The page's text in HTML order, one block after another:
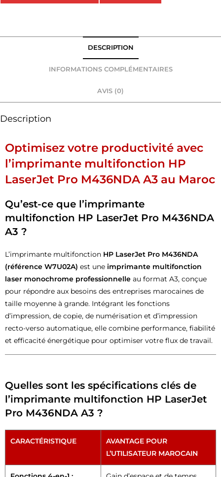
DESCRIPTION
INFORMATIONS COMPLÉMENTAIRES
AVIS (0)
Description
Optimisez votre productivité avec
l’imprimante multifonction HP
LaserJet Pro M436NDA A3 au Maroc
Qu’est-ce que l’imprimante
multifonction HP LaserJet Pro M436NDA
A3 ?
L’imprimante multifonction HP LaserJet Pro M436NDA
(référence W7U02A) est une imprimante multifonction
laser monochrome professionnelle au format A3, conçue
pour répondre aux besoins des entreprises marocaines de
taille moyenne à grande. Intégrant les fonctions
d’impression, de copie, de numérisation et d’impression
recto-verso automatique, elle combine performance, fiabilité
et efficacité énergétique pour optimiser votre flux de travail.
Quelles sont les spécifications clés de
l’imprimante multifonction HP LaserJet
Pro M436NDA A3 ?
CARACTÉRISTIQUE
AVANTAGE POUR
L’UTILISATEUR MAROCAIN